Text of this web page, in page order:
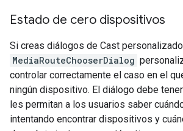
Estado de cero dispositivos
Si creas diálogos de Cast
MediaRouteChooserDialog
controlar correctamente el caso en el
ningún dispositivo. El diálogo debe
les permitan a los usuarios saber
intentando encontrar dispositivos y